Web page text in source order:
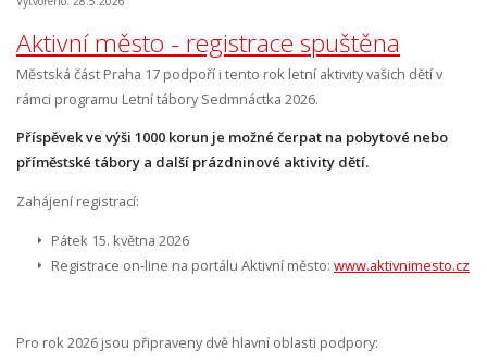
Aktivní město - registrace spuštěna
Městská část Praha 17 podpoří i tento rok letní aktivity vašich dětí v
rámci programu Letní tábory Sedmnáctka 2026.
Příspěvek ve výši 1000 korun je možné čerpat na pobytové nebo
příměstské tábory a další prázdninové aktivity dětí.
Zahájení registrací:
Pátek 15. května 2026
Registrace on-line na portálu Aktivní město: www.aktivnimesto.cz
Pro rok 2026 jsou připraveny dvě hlavní oblasti podpory: